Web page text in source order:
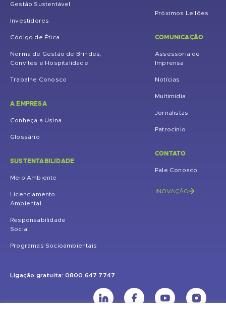
Gestão Sustentável
Investidores
Código de Ética
Norma de Gestão de Brindes,
Convites e Hospitalidade
Trabalhe Conosco
A EMPRESA
Conheça a Usina
Glossário
SUSTENTABILIDADE
Meio Ambiente
Licenciamento
Ambiental
Responsabilidade
Social
Programas Socioambientais
Próximos Leilões
COMUNICAÇÃO
Assessoria de
Imprensa
Notícias
Multimídia
Jornalistas
Patrocínio
CONTATO
Fale Conosco
INOVAÇÃO
Ligação gratuita: 0800 647 7747